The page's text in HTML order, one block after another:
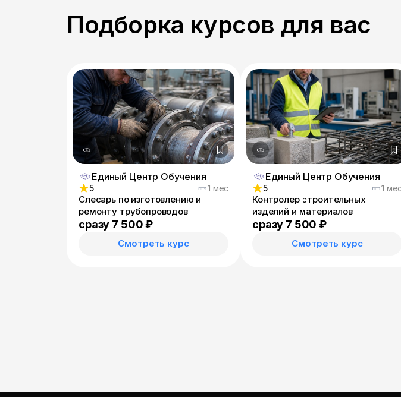
Подборка курсов для вас
Единый Центр Обучения
5 1 мес
Слесарь по изготовлению и
ремонту трубопроводов
сразу 7 500 ₽
Смотреть курс
Единый Центр Обучения
5 1 мес
Контролер строительных
изделий и материалов
сразу 7 500 ₽
Смотреть курс